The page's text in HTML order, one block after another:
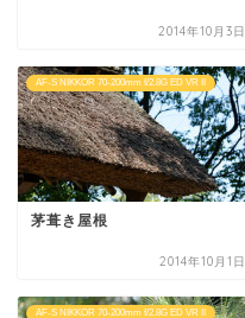
2014年10月3日
AF-S NIKKOR 70-200mm f/2.8G ED VR II
茅葺き屋根
2014年10月1日
AF-S NIKKOR 70-200mm f/2.8G ED VR II